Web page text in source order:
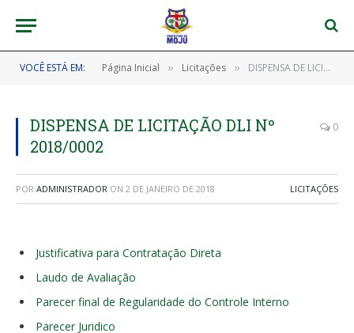
VOCÊ ESTÁ EM: Página Inicial » Licitações » DISPENSA DE LICITAÇÃO DLI Nº 2018/0002
DISPENSA DE LICITAÇÃO DLI Nº
2018/0002
0
POR ADMINISTRADOR ON 2 DE JANEIRO DE 2018 LICITAÇÕES
Justificativa para Contratação Direta
Laudo de Avaliação
Parecer final de Regularidade do Controle Interno
Parecer Juridico